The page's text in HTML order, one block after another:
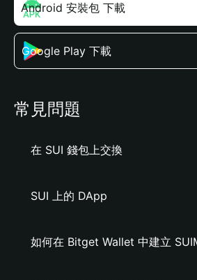
Android 安裝包 下載
Google Play 下載
常見問題
在 SUI 錢包上交換
SUI 上的 DApp
如何在 Bitget Wallet 中建立